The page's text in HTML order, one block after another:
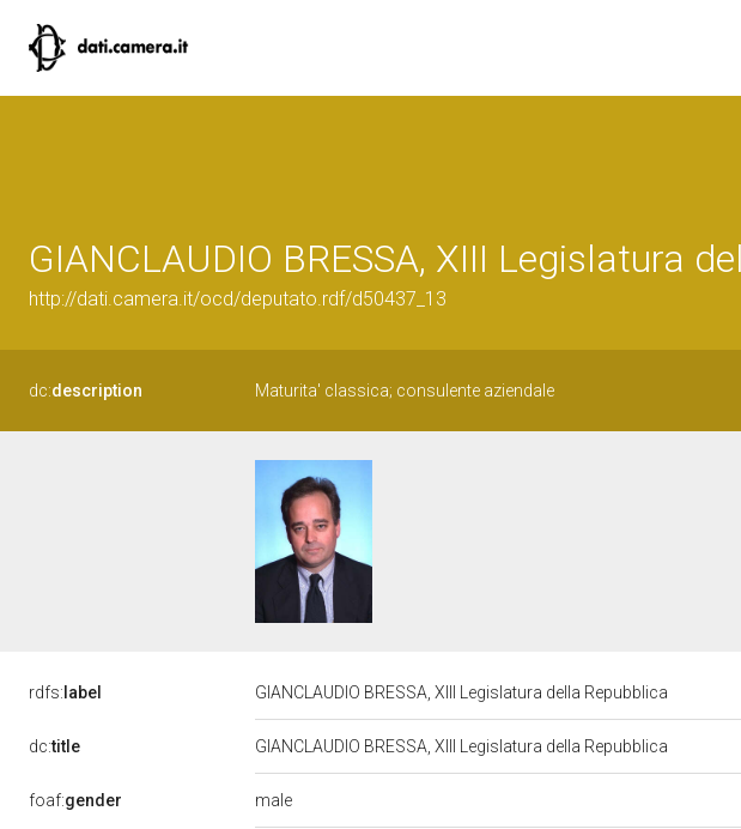
GIANCLAUDIO BRESSA, XIII Legislatura
http://dati.camera.it/ocd/deputato.rdf/d50437_13
dc:description Maturita' classica; consulente aziendale
rdfs: label GIANCLAUDIO BRESSA, XIII Legislatura della Repubblica
dc:title GIANCLAUDIO BRESSA, XIII Legislatura della Repubblica
foaf:gender male